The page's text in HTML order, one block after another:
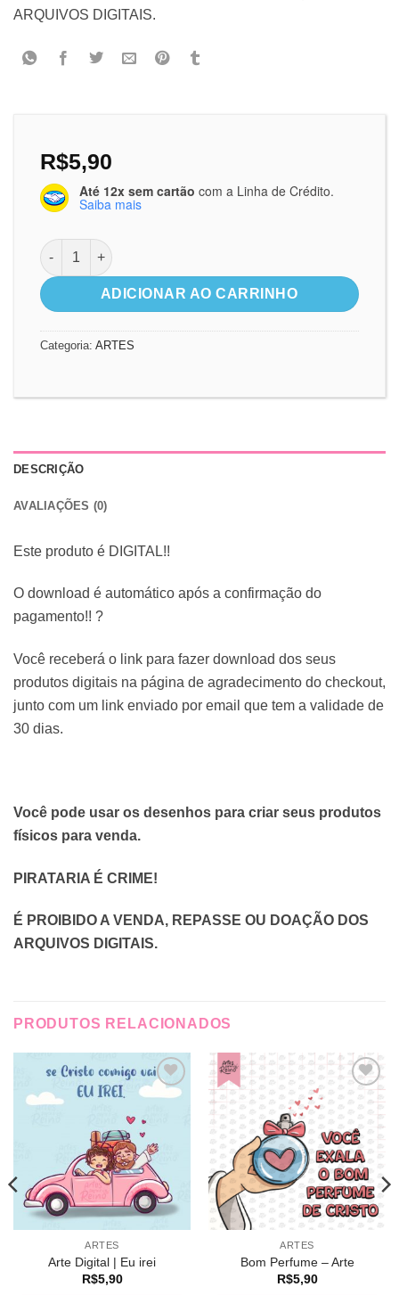
ARQUIVOS DIGITAIS.
R$5,90
Até 12x sem cartão com a Linha de Crédito.
Saiba mais
Arte Digital - Nascimento quantidade
ADICIONAR AO CARRINHO
Categoria: ARTES
DESCRIÇÃO
AVALIAÇÕES (0)
Este produto é DIGITAL!!
O download é automático após a confirmação do
pagamento!! ?
Você receberá o link para fazer download dos seus
produtos digitais na página de agradecimento do checkout,
junto com um link enviado por email que tem a validade de
30 dias.
Você pode usar os desenhos para criar seus produtos
físicos para venda.
PIRATARIA É CRIME!
É PROIBIDO A VENDA, REPASSE OU DOAÇÃO DOS
ARQUIVOS DIGITAIS.
PRODUTOS RELACIONADOS
Adicionar
desejos
ARTES
Arte Digital | Eu irei
R$5,90
Adicionar
a lista de
desejos
ARTES
Bom Perfume – Arte
R$5,90